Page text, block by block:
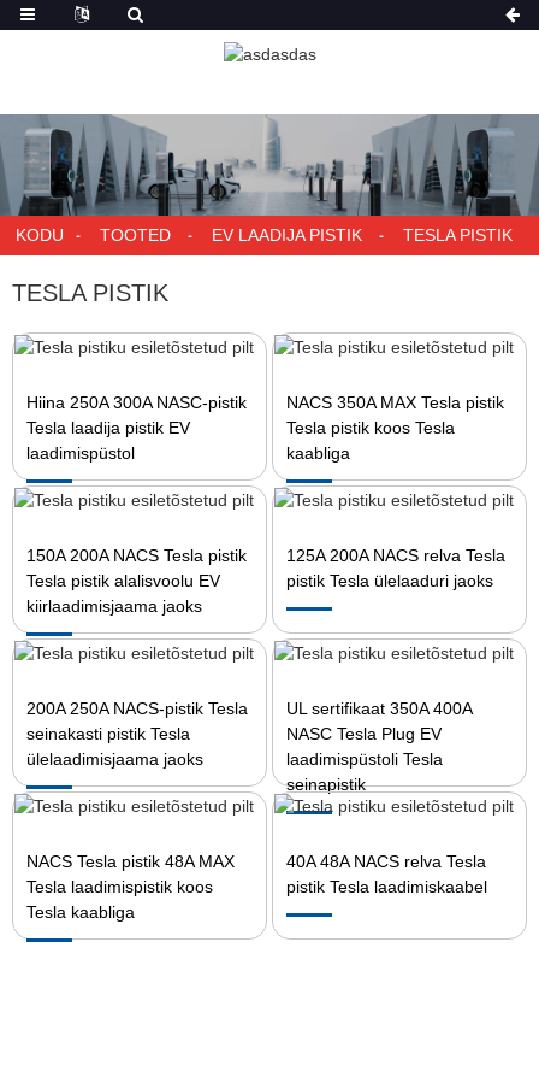
KODU TOOTED EV LAADIJA PISTIK TESLA PISTIK
TESLA PISTIK
Hiina 250A 300A NASC-pistik
Tesla laadija pistik EV
laadimispüstol
NACS 350A MAX Tesla pistik
Tesla pistik koos Tesla
kaabliga
150A 200A NACS Tesla pistik
Tesla pistik alalisvoolu EV
kiirlaadimisjaama jaoks
125A 200A NACS relva Tesla
pistik Tesla ülelaaduri jaoks
200A 250A NACS-pistik Tesla
seinakasti pistik Tesla
ülelaadimisjaama jaoks
UL sertifikaat 350A 400A
NASC Tesla Plug EV
laadimispüstoli Tesla
seinapistik
NACS Tesla pistik 48A MAX
Tesla laadimispistik koos
Tesla kaabliga
40A 48A NACS relva Tesla
pistik Tesla laadimiskaabel